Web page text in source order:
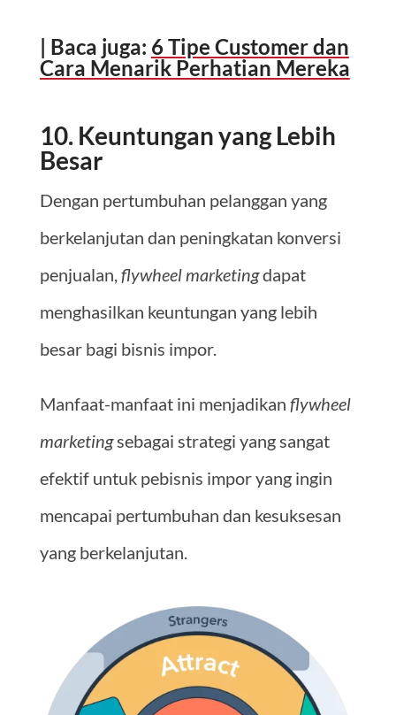
| Baca juga: 6 Tipe Customer dan
Cara Menarik Perhatian Mereka
10. Keuntungan yang Lebih
Besar
Dengan pertumbuhan pelanggan yang
berkelanjutan dan peningkatan konversi
penjualan,flywheel marketingdapat
menghasilkan keuntungan yang lebih
besar bagi bisnis impor.
Manfaat-manfaat ini menjadikan flywheel
marketingsebagai strategi yang sangat
efektif untuk pebisnis impor yang ingin
mencapai pertumbuhan dan kesuksesan
yang berkelanjutan.